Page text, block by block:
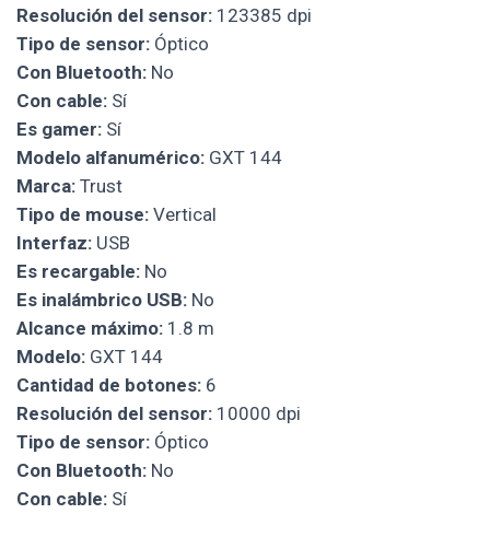
Resolución del sensor: 123385 dpi
Tipo de sensor: Óptico
Con Bluetooth: No
Con cable: Sí
Es gamer: Sí
Modelo alfanumérico: GXT 144
Marca: Trust
Tipo de mouse: Vertical
Interfaz: USB
Es recargable: No
Es inalámbrico USB: No
Alcance máximo: 1.8 m
Modelo: GXT 144
Cantidad de botones: 6
Resolución del sensor: 10000 dpi
Tipo de sensor: Óptico
Con Bluetooth: No
Con cable: Sí